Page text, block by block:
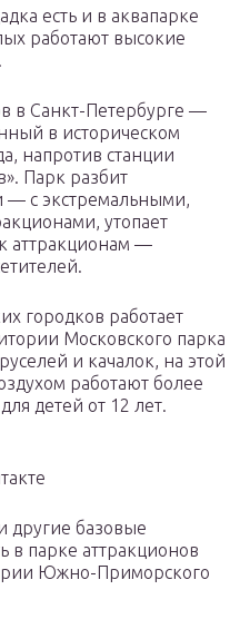
есть и в аквапарке
работают высокие
в Санкт-Петербурге —
в историческом
напротив станции
Парк разбит
— с экстремальными,
утопает
аттракционам —
городков работает
Московского парка
и качалок, на этой
работают более
детей от 12 лет.
другие базовые
в парке аттракционов
Южно-Приморского